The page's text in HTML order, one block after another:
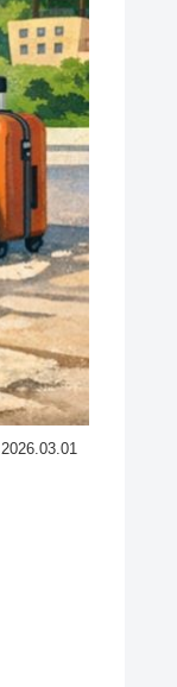
2026.03.01